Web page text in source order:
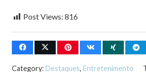
Post Views: 816
Category: Destaques, Entretenimento